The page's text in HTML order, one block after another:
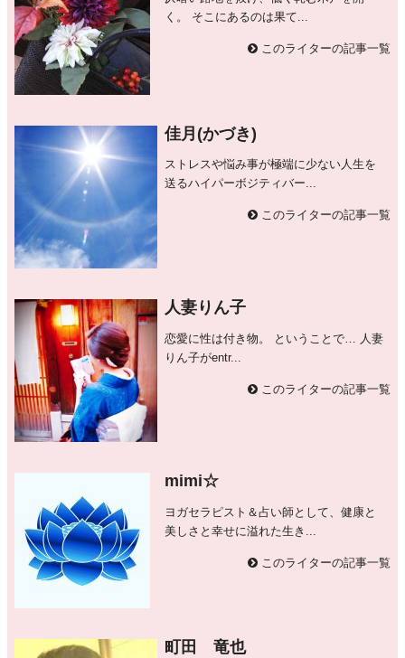
く。 そこにあるのは果て...
このライターの記事一覧
佳月(かづき)
ストレスや悩み事が極端に少ない人生を
送るハイパーボジティバー...
このライターの記事一覧
人妻りん子
恋愛に性は付き物。 ということで… 人妻
りん子がentr...
このライターの記事一覧
mimi☆
ヨガセラピスト＆占い師として、健康と
美しさと幸せに溢れた生き...
このライターの記事一覧
町田 竜也